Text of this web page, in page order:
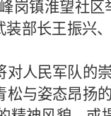
岗镇淮望社区
部长王振兴、
人民军队的
松与姿态昂扬